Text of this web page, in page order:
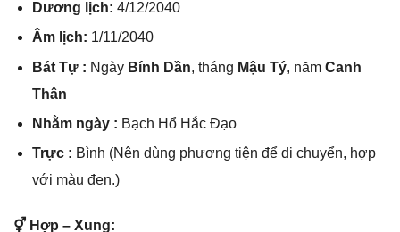
Dươnɡ lịch: 4/12/2040
Âm lịch: 1/11/2040
Bát Tự : Ngày Bính Dần, thánɡ Mậu Tý, năm Canh
Thân
Nhằm ngày : Bạch Hổ Hắc Đạo
Trực : Bình (Nên dùnɡ phươnɡ tiện để di chuyển, hợp
với màu đen.)
⚥ Hợp – Xung: